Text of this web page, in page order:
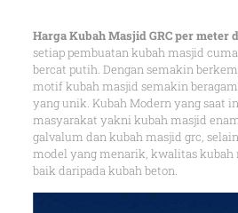
Harga Kubah Masjid GRC per meter
setiap pembuatan kubah masjid
bercat putih. Dengan semakin
motif kubah masjid semakin
yang unik. Kubah Modern yang saat
masyarakat yakni kubah masjid
galvalum dan kubah masjid grc,
model yang menarik, kwalitas kubah
baik daripada kubah beton.